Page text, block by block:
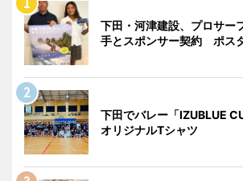
下田・河津建設、プロサー
手とスポンサー契約 ポス
下田でバレー「IZUBLUE
オリジナルTシャツ